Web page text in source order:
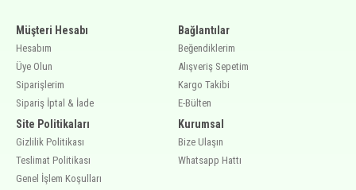
Müşteri Hesabı
Hesabım
Üye Olun
Siparişlerim
Sipariş İptal & İade
Site Politikaları
Gizlilik Politikası
Teslimat Politikası
Genel İşlem Koşulları
Bağlantılar
Beğendiklerim
Alışveriş Sepetim
Kargo Takibi
E-Bülten
Kurumsal
Bize Ulaşın
Whatsapp Hattı